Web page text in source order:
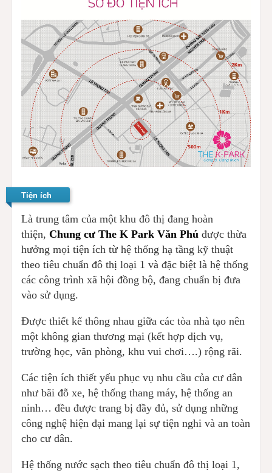
Tiện ích
Là trung tâm của một khu đô thị đang hoàn
thiện,Chung cư The K Park Văn Phú được thừa
hưởng mọi tiện ích từ hệ thống hạ tầng kỹ thuật
theo tiêu chuẩn đô thị loại 1 và đặc biệt là hệ thống
các công trình xã hội đồng bộ, đang chuẩn bị đưa
vào sử dụng.
Được thiết kế thông nhau giữa các tòa nhà tạo nên
một không gian thương mại (kết hợp dịch vụ,
trường học, văn phòng, khu vui chơi….) rộng rãi.
Các tiện ích thiết yếu phục vụ nhu cầu của cư dân
như bãi đỗ xe, hệ thống thang máy, hệ thống an
ninh… đều được trang bị đầy đủ, sử dụng những
công nghệ hiện đại mang lại sự tiện nghi và an toàn
cho cư dân.
Hệ thống nước sạch theo tiêu chuẩn đô thị loại 1,